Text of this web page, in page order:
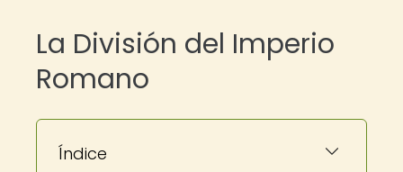
La División del Imperio
Romano
Índice